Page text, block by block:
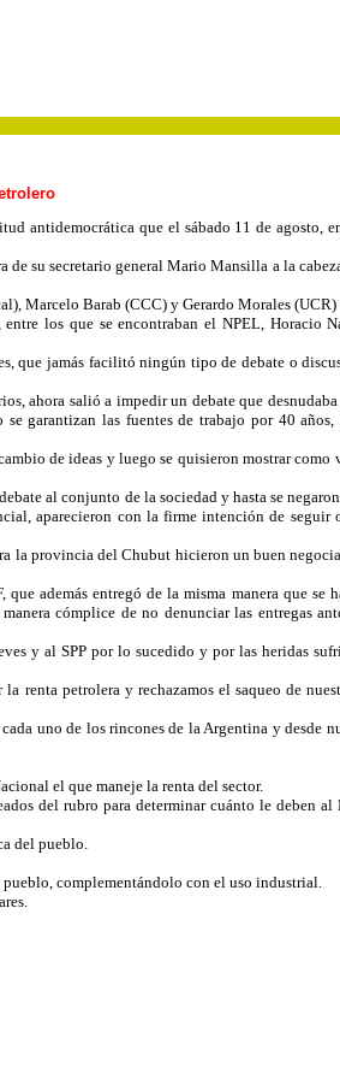
antidemocrática que el sábado 11 de agosto,
su secretario general Mario Mansilla a la
Marcelo Barab (CCC) y Gerardo Morales
los que se encontraban el NPEL, Horacio
que jamás facilitó ningún tipo de debate o
ahora salió a impedir un debate que
garantizan las fuentes de trabajo por 40
de ideas y luego se quisieron mostrar como
al conjunto de la sociedad y hasta se
aparecieron con la firme intención de seguir
la provincia del Chubut hicieron un buen
además entregó de la misma manera que se
cómplice de no denunciar las entregas
y al SPP por lo sucedido y por las heridas
renta petrolera y rechazamos el saqueo de
uno de los rincones de la Argentina y desde
el que maneje la renta del sector.
del rubro para determinar cuánto le deben al
del pueblo.
pueblo, complementándolo con el uso industrial.